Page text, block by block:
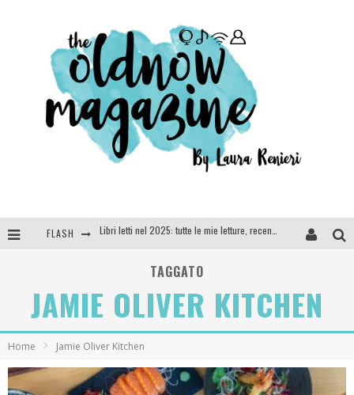
FLASH Cosa vediamo questa sera? Te lo dico io: film e serie TV visti nel 2025
SEE YOU AT 5 | Chanel
Anya Taylor-Joy, Jisoo e Willow Smith protagoniste della nuova campagna Dior Addict
Libri letti nel 2025: tutte le mie letture, recensioni e giudizi
TAGGATO
JAMIE OLIVER KITCHEN
Home Jamie Oliver Kitchen